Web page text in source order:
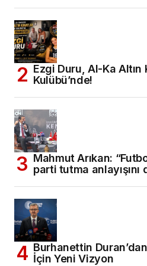
Ezgi Duru, Al-Ka Altın
Kulübü’nde!
Mahmut Arıkan:
parti tutma
Burhanettin
İçin Yeni Vizyon